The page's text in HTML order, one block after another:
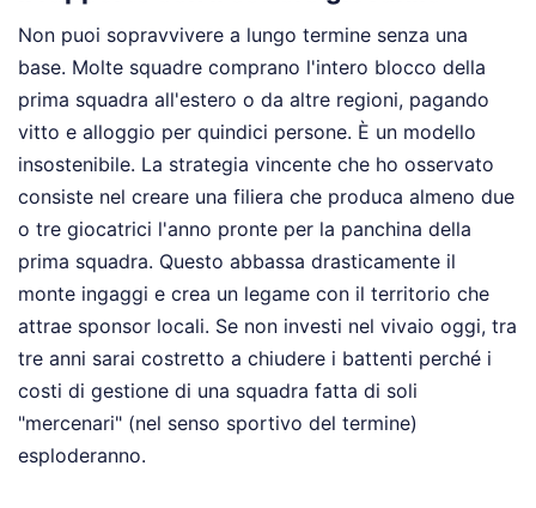
Non puoi sopravvivere a lungo termine senza una
base. Molte squadre comprano l'intero blocco della
prima squadra all'estero o da altre regioni, pagando
vitto e alloggio per quindici persone. È un modello
insostenibile. La strategia vincente che ho osservato
consiste nel creare una filiera che produca almeno due
o tre giocatrici l'anno pronte per la panchina della
prima squadra. Questo abbassa drasticamente il
monte ingaggi e crea un legame con il territorio che
attrae sponsor locali. Se non investi nel vivaio oggi, tra
tre anni sarai costretto a chiudere i battenti perché i
costi di gestione di una squadra fatta di soli
"mercenari" (nel senso sportivo del termine)
esploderanno.